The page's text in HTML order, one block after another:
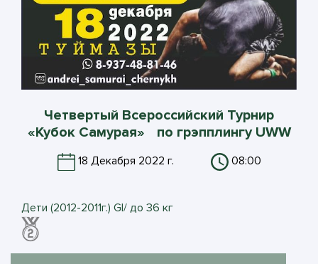
Четвертый Всероссийский Турнир
«Кубок Самурая» по грэпплингу UWW
18 Декабря 2022 г. 08:00
Дети (2012-2011г.) GI/ до 36 кг